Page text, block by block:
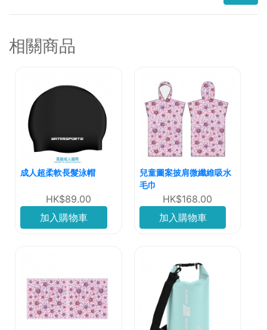
相關商品
成人超柔軟長髮泳帽
HK$89.00
加入購物車
兒童圖案披肩微纖維吸水
毛巾
HK$168.00
加入購物車